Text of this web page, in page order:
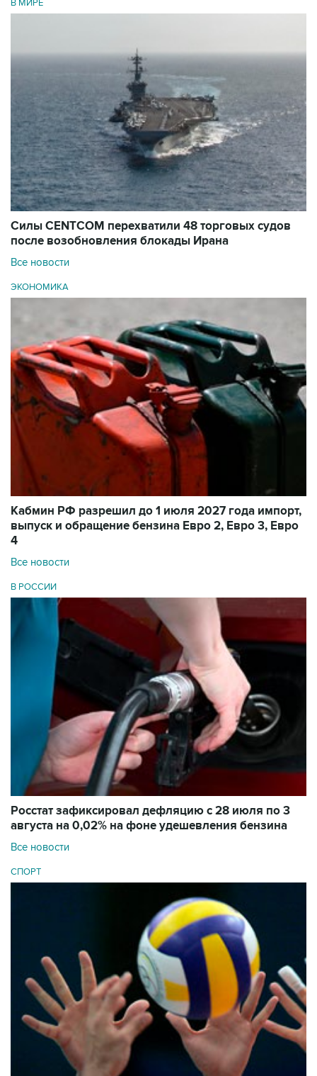
В МИРЕ
Силы CENTCOM перехватили 48 торговых судов
после возобновления блокады Ирана
Все новости
ЭКОНОМИКА
Кабмин РФ разрешил до 1 июля 2027 года импорт,
выпуск и обращение бензина Евро 2, Евро 3, Евро
4
Все новости
В РОССИИ
Росстат зафиксировал дефляцию с 28 июля по 3
августа на 0,02% на фоне удешевления бензина
Все новости
СПОРТ